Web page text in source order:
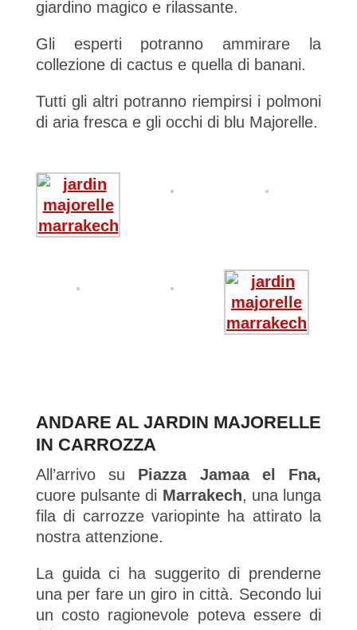
giardino magico e rilassante.
Gli esperti potranno ammirare la
collezione di cactus e quella di banani.
Tutti gli altri potranno riempirsi i polmoni
di aria fresca e gli occhi di blu Majorelle.
ANDARE AL JARDIN MAJORELLE
IN CARROZZA
All’arrivo su Piazza Jamaa el
Fna,
cuore pulsante di Marrakech, una lunga
fila di carrozze variopinte ha attirato la
nostra attenzione.
La guida ci ha suggerito di prenderne
una per fare un giro in città. Secondo lui
un costo ragionevole poteva essere di